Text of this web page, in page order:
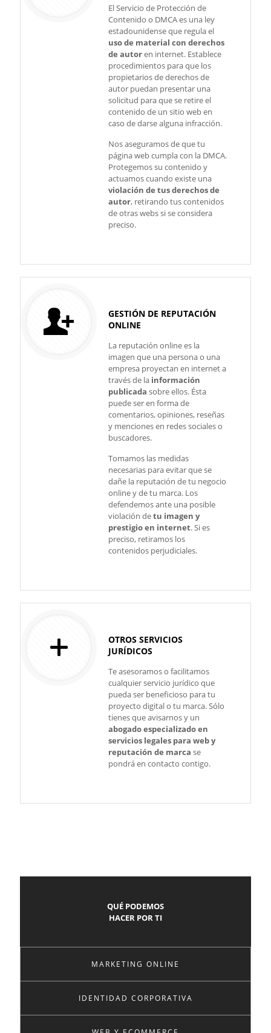
El Servicio de Protección de
Contenido o DMCA es una ley
estadounidense que regula el
uso de material con derechos
de autoren internet. Establece
procedimientos para que los
propietarios de derechos de
autor puedan presentar una
solicitud para que se retire el
contenido de un sitio web en
caso de darse alguna infracción.
Nos aseguramos de que tu
página web cumpla con la DMCA.
Protegemos su contenido y
actuamos cuando existe una
violación de tus derechos de
autor, retirando tus contenidos
de otras webs si se considera
preciso.
GESTIÓN DE REPUTACIÓN
ONLINE
La reputación online es la
imagen que una persona o una
empresa proyectan en internet a
través de la información
publicada sobre ellos. Ésta
puede ser en forma de
comentarios, opiniones, reseñas
y menciones en redes sociales o
buscadores.
Tomamos las medidas
necesarias para evitar que se
dañe la reputación de tu negocio
online y de tu marca. Los
defendemos ante una posible
violación detu imagen y
prestigio en internet. Si es
preciso, retiramos los
contenidos perjudiciales.
OTROS SERVICIOS
JURÍDICOS
Te asesoramos o facilitamos
cualquier servicio jurídico que
pueda ser beneficioso para tu
proyecto digital o tu marca. Sólo
tienes que avisarnos y un
abogado especializado en
servicios legales para web y
reputación de marca se
pondrá en contacto contigo.
QUÉ PODEMOS
HACER POR TI
MARKETING ONLINE
IDENTIDAD CORPORATIVA